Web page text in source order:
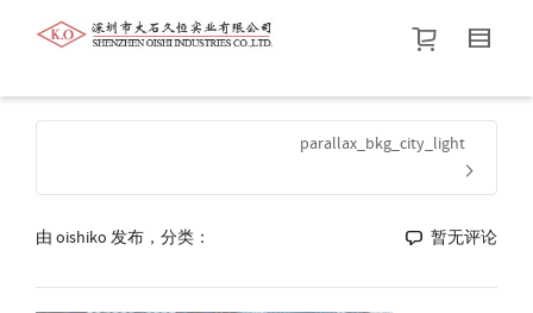
帮我查找新的衬衫尺码
价格介于
默认品牌.
parallax_bkg_city_light
由 oishiko 发布，分类： 暂无评论